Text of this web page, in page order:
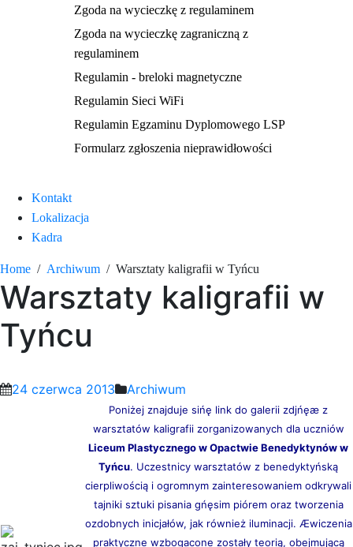
Zgoda na wycieczkę z regulaminem
Zgoda na wycieczkę zagraniczną z
regulaminem
Regulamin - breloki magnetyczne
Regulamin Sieci WiFi
Regulamin Egzaminu Dyplomowego LSP
Formularz zgłoszenia nieprawidłowości
Kontakt
Lokalizacja
Kadra
Home Archiwum Warsztaty kaligrafii w Tyńcu
Warsztaty kaligrafii w
Tyńcu
24 czerwca 2013 Archiwum
Poniżej znajduje sińę link do galerii zdjńęæ z
warsztatów kaligrafii zorganizowanych dla uczniów
Liceum Plastycznego w Opactwie Benedyktynów w
Tyńcu. Uczestnicy warsztatów z benedyktyńską
cierpliwością i ogromnym zainteresowaniem odkrywali
tajniki sztuki pisania gńęsim piórem oraz tworzenia
ozdobnych inicjałów, jak również iluminacji. Æwiczenia
praktyczne wzbogacone zostały teorią, obejmującą